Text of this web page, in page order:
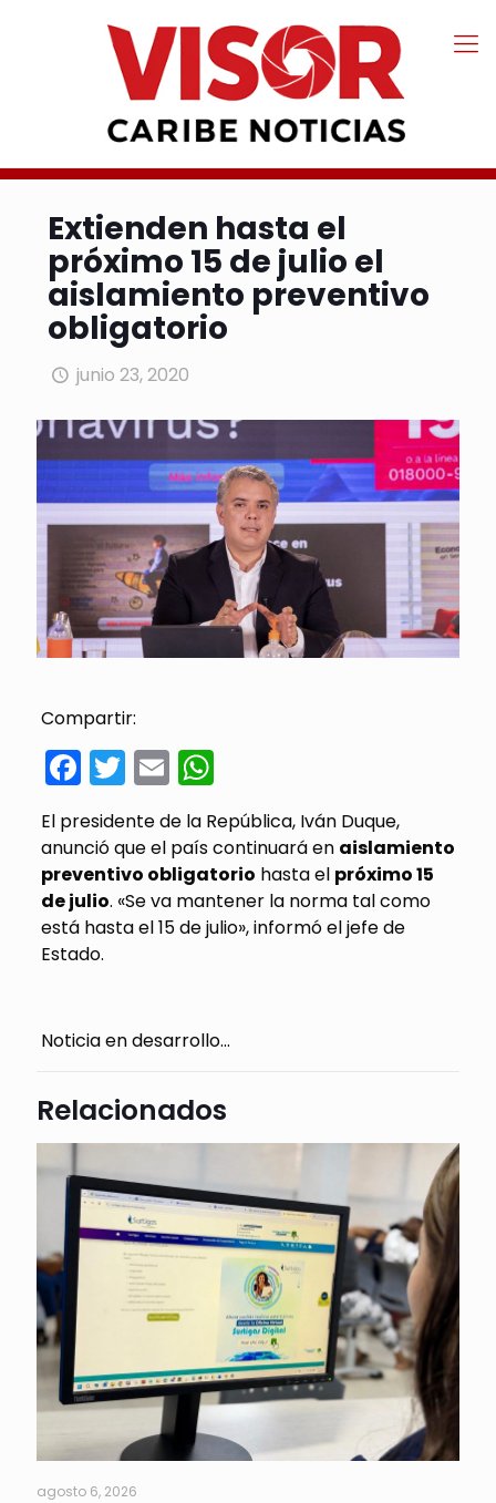
Extienden hasta el
próximo 15 de julio el
aislamiento preventivo
obligatorio
junio 23, 2020
Compartir:
Facebook
Twitter
EmailWhatsApp
El presidente de la República, Iván Duque,
anunció que el país continuará en aislamiento
preventivo obligatorio hasta el próximo 15
de julio. «Se va mantener la norma tal como
está hasta el 15 de julio», informó el jefe de
Estado.
Noticia en desarrollo…
Relacionados
agosto 6, 2026